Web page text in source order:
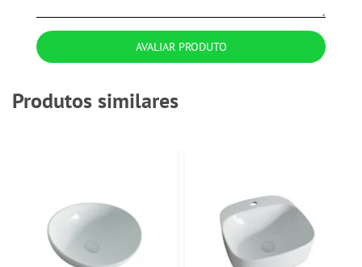
AVALIAR PRODUTO
Produtos similares